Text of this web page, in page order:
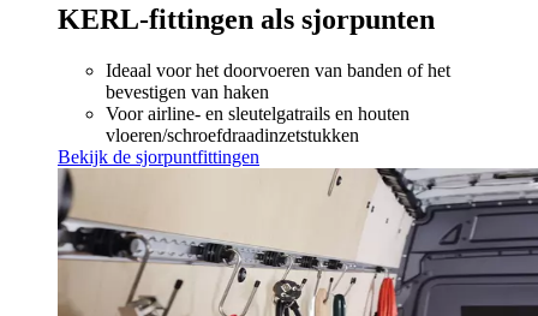
KERL-fittingen als sjorpunten
Ideaal voor het doorvoeren van banden of het
bevestigen van haken
Voor airline- en sleutelgatrails en houten
vloeren/schroefdraadinzetstukken
Bekijk de sjorpuntfittingen